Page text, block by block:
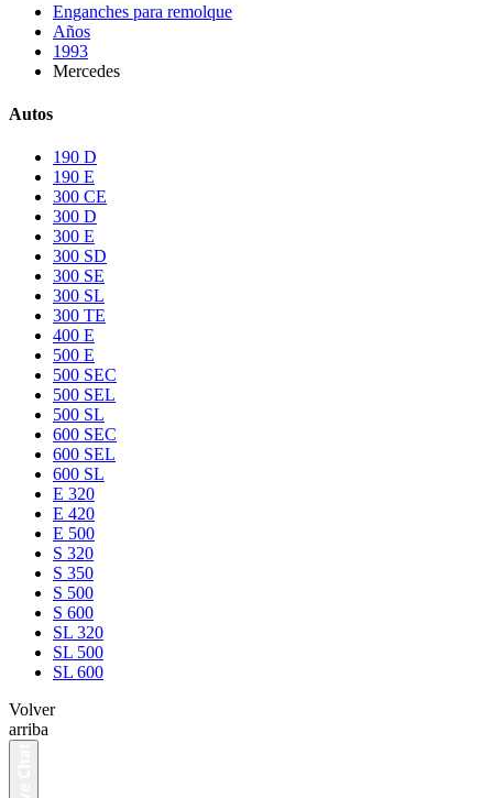
Enganches para remolque
Años
1993
Mercedes
Autos
190 D
190 E
300 CE
300 D
300 E
300 SD
300 SE
300 SL
300 TE
400 E
500 E
500 SEC
500 SEL
500 SL
600 SEC
600 SEL
600 SL
E 320
E 420
E 500
S 320
S 350
S 500
S 600
SL 320
SL 500
SL 600
Volver
arriba